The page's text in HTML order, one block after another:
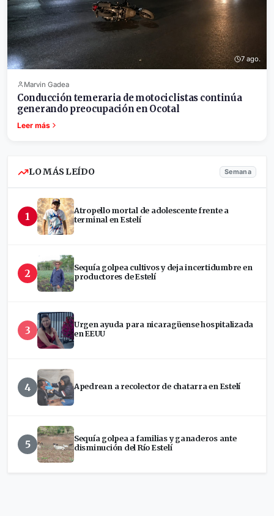
7 ago.
Marvin Gadea
Conducción temeraria de motociclistas continúa
generando preocupación en Ocotal
Leer más
LO MÁS LEÍDO Semana
1
Atropello mortal de adolescente frente a
terminal en Estelí
2
Sequía golpea cultivos y deja incertidumbre en
productores de Estelí
3
Urgen ayuda para nicaragüense hospitalizada
en EEUU
4 Apedrean a recolector de chatarra en Estelí
5
Sequía golpea a familias y ganaderos ante
disminución del Río Estelí